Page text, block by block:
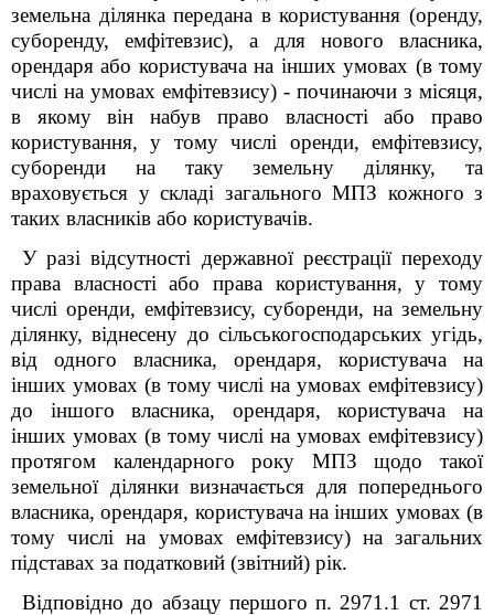
земельна ділянка передана в користування (оренду,
суборенду, емфітевзис), а для нового власника,
орендаря або користувача на інших умовах (в тому
числі на умовах емфітевзису) - починаючи з місяця,
в якому він набув право власності або право
користування, у тому числі оренди, емфітевзису,
суборенди на таку земельну ділянку, та
враховується у складі загального МПЗ кожного з
таких власників або користувачів.
У разі відсутності державної реєстрації переходу
права власності або права користування, у тому
числі оренди, емфітевзису, суборенди, на земельну
ділянку, віднесену до сільськогосподарських угідь,
від одного власника, орендаря, користувача на
інших умовах (в тому числі на умовах емфітевзису)
до іншого власника, орендаря, користувача на
інших умовах (в тому числі на умовах емфітевзису)
протягом календарного року МПЗ щодо такої
земельної ділянки визначається для попереднього
власника, орендаря, користувача на інших умовах (в
тому числі на умовах емфітевзису) на загальних
підставах за податковий (звітний) рік.
Відповідно до абзацу першого п. 2971 .1 ст. 2971